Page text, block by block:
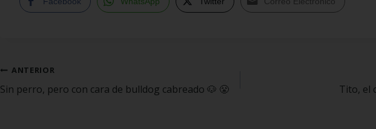
ANTERIOR
Sin perro, pero con cara de bulldog cabreado 🐶 😤 Tito, el